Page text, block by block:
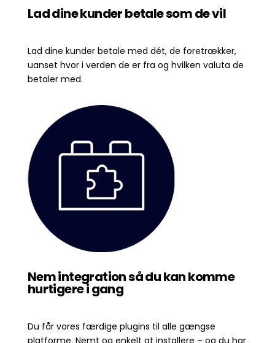
Lad dine kunder betale som de vil
Lad dine kunder betale med dét, de foretrækker,
uanset hvor i verden de er fra og hvilken valuta de
betaler med.
Nem integration så du kan komme
hurtigere i gang
Du får vores færdige plugins til alle gængse
platforme. Nemt og enkelt at installere – og du har